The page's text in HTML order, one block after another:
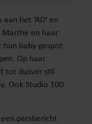
aan het ‘AD‘ en
en haar
baby gespot
Op haar
tot dusver stil
Ook Studio 100
persbericht